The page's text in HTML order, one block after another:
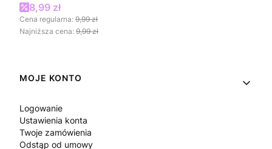
Cena promocyjna
8,99 zł
Cena regularna: 9,99 zł
Najniższa cena: 9,99 zł
Linki w stopce
MOJE KONTO
Logowanie
Ustawienia konta
Twoje zamówienia
Odstąp od umowy